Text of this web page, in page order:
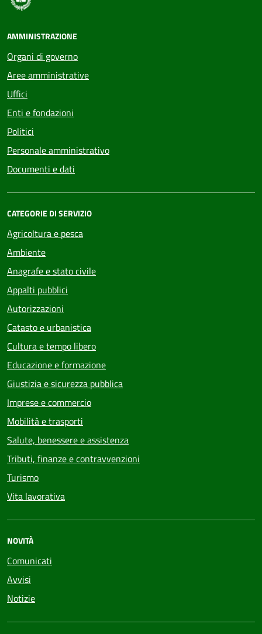
AMMINISTRAZIONE
Organi di governo
Aree amministrative
Uffici
Enti e fondazioni
Politici
Personale amministrativo
Documenti e dati
CATEGORIE DI SERVIZIO
Agricoltura e pesca
Ambiente
Anagrafe e stato civile
Appalti pubblici
Autorizzazioni
Catasto e urbanistica
Cultura e tempo libero
Educazione e formazione
Giustizia e sicurezza pubblica
Imprese e commercio
Mobilità e trasporti
Salute, benessere e assistenza
Tributi, finanze e contravvenzioni
Turismo
Vita lavorativa
NOVITÀ
Comunicati
Avvisi
Notizie